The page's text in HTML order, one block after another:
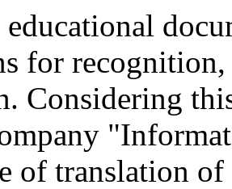
educational
for recognition,
Considering
of translation